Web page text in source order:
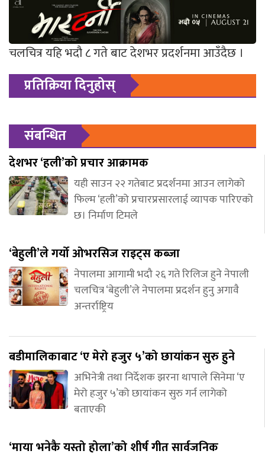
चलचित्र यहि भदौ ८ गते बाट देशभर प्रदर्शनमा आउँदैछ ।
प्रतिक्रिया दिनुहोस्
संबन्धित
देशभर ‘हली’को प्रचार आक्रामक
यही साउन २२ गतेबाट प्रदर्शनमा आउन लागेको
फिल्म ‘हली’को प्रचारप्रसारलाई व्यापक पारिएको
छ। निर्माण टिमले
‘बेहुली’ले गर्यो ओभरसिज राइट्स कब्जा
नेपालमा आगामी भदौ २६ गते रिलिज हुने नेपाली
चलचित्र ‘बेहुली’ले नेपालमा प्रदर्शन हुनु अगावै
अन्तर्राष्ट्रिय
बडीमालिकाबाट ‘ए मेरो हजुर ५’को छायांकन सुरु हुने
अभिनेत्री तथा निर्देशक झरना थापाले सिनेमा ‘ए
मेरो हजुर ५’को छायांकन सुरु गर्न लागेको
बताएकी
‘माया भनेकै यस्तो होला’को शीर्ष गीत सार्वजनिक